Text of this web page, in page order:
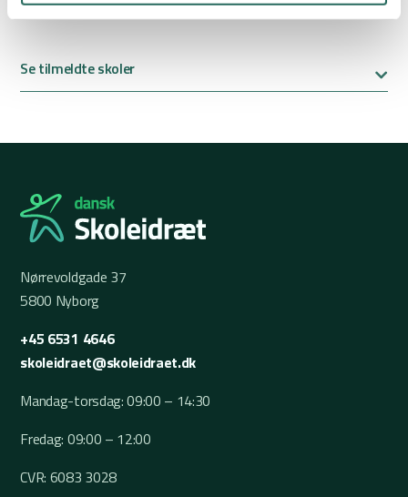
Se tilmeldte skoler
Nørrevoldgade 37
5800 Nyborg
+45 6531 4646
skoleidraet@skoleidraet.dk
Mandag-torsdag: 09:00 – 14:30
Fredag: 09:00 – 12:00
CVR: 6083 3028